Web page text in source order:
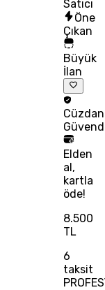
Satıcı
Öne
Çıkan
Büyük
İlan
Elden
al,
kartla
öde!
8.500
TL
6
taksit